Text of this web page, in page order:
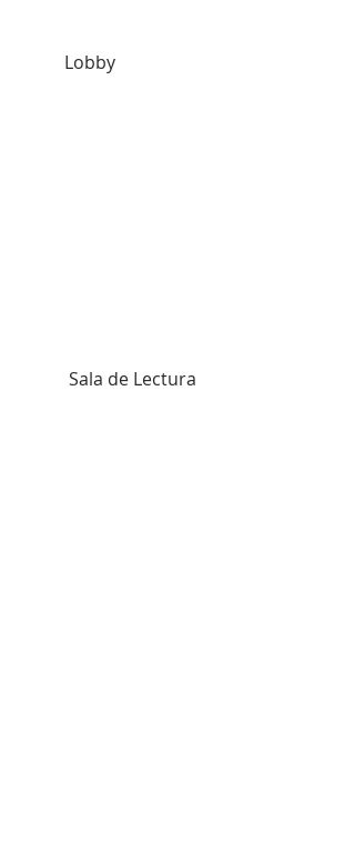
          Lobby
           Sala de Lectura